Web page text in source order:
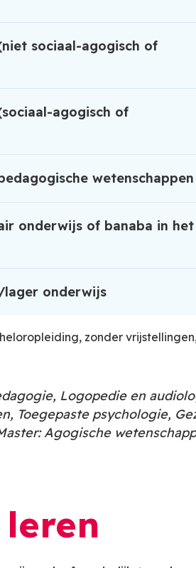
sociaal-agogisch of
agogisch of
wetenschappen
onderwijs of banaba in het
lager onderwijs
zonder
Logopedie en
Toegepaste psychologie,
Agogische